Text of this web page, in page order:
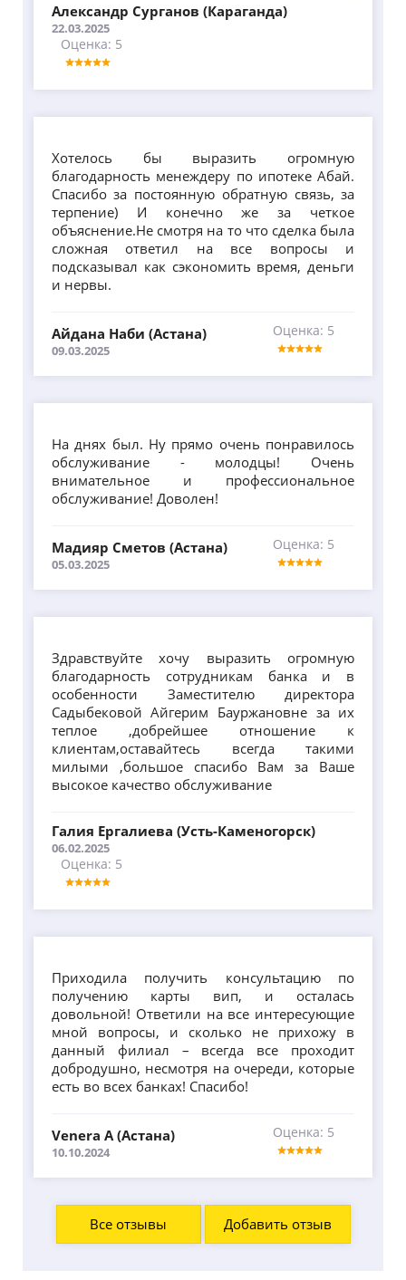
Александр Сурганов (Караганда)
22.03.2025
Оценка: 5
Хотелось бы выразить огромную
благодарность менеждеру по ипотеке Абай.
Спасибо за постоянную обратную связь, за
терпение) И конечно же за четкое
объяснение.Не смотря на то что сделка была
сложная ответил на все вопросы и
подсказывал как сэкономить время, деньги
и нервы.
Айдана Наби (Астана)
09.03.2025
Оценка: 5
На днях был. Ну прямо очень понравилось
обслуживание - молодцы! Очень
внимательное и профессиональное
обслуживание! Доволен!
Мадияр Сметов (Астана)
05.03.2025
Оценка: 5
Здравствуйте хочу выразить огромную
благодарность сотрудникам банка и в
особенности Заместителю директора
Садыбековой Айгерим Бауржановне за их
теплое ,добрейшее отношение к
клиентам,оставайтесь всегда такими
милыми ,большое спасибо Вам за Ваше
высокое качество обслуживание
Галия Ергалиева (Усть-Каменогорск)
06.02.2025
Оценка: 5
Приходила получить консультацию по
получению карты вип, и осталась
довольной! Ответили на все интересующие
мной вопросы, и сколько не прихожу в
данный филиал – всегда все проходит
добродушно, несмотря на очереди, которые
есть во всех банках! Спасибо!
Venera A (Астана)
10.10.2024
Оценка: 5
Все отзывы Добавить отзыв